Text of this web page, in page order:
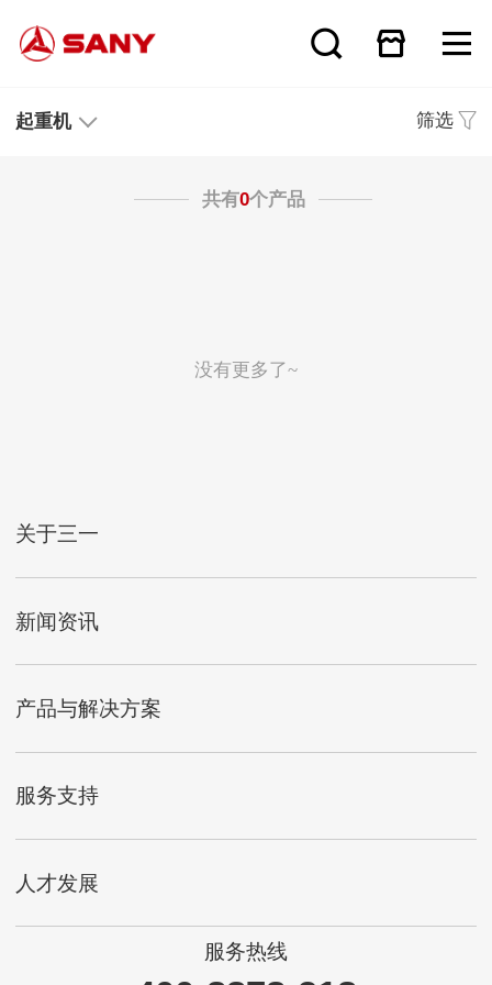
起重机 筛选
共有0个产品
没有更多了~
关于三一
新闻资讯
产品与解决方案
服务支持
人才发展
服务热线